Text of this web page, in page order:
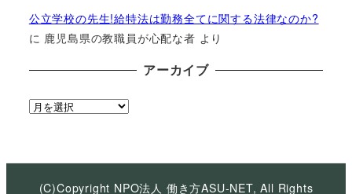
公立学校の先生!給特法は勤務全てに関する法律なのか?
に 鹿児島県の教職員が心配な者 より
アーカイブ
ア
イ
(C)Copyright NPO法人 働き方ASU-NET, All Rights